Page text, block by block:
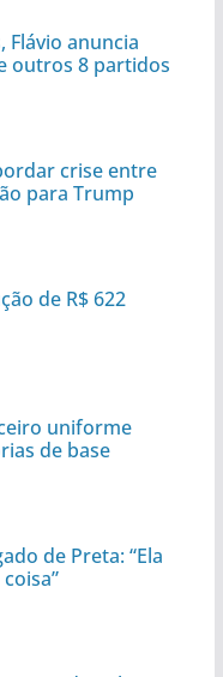
Flávio anuncia
outros 8 partidos
crise entre
para Trump
de R$ 622
uniforme
de base
de Preta: “Ela